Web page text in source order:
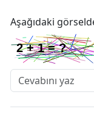
Aşağıdaki